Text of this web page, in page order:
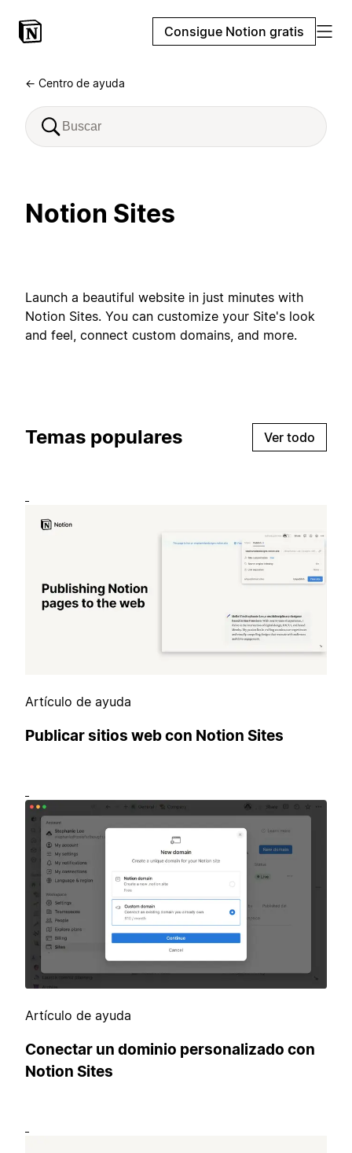
Consigue Notion gratis
← Centro de ayuda
Notion Sites
Launch a beautiful website in just minutes with
Notion Sites. You can customize your Site's look
and feel, connect custom domains, and more.
Temas populares Ver todo
Artículo de ayuda
Publicar sitios web con Notion Sites
Artículo de ayuda
Conectar un dominio personalizado con
Notion Sites